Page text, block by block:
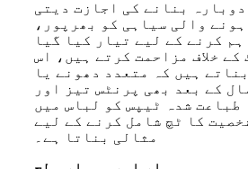
بنانے کی اجازت دیتی
والی سیاہی کو بھرپور،
کرنے کے لیے تیار کیا گیا
کے خلاف مزاحمت کرتے ہیں، اس
ہیں کہ متعدد دھونے یا
کے بعد بھی پرنٹس تیز اور
طباعت شدہ ٹیپس کو لباس میں
کا ٹچ شامل کرنے کے لیے
مثالی بناتا ہے۔